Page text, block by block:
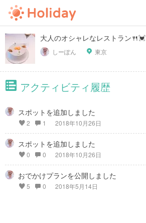
大人のオシャレなレストラン🍴💓
しーぽん 東京
アクティビティ履歴
スポットを追加しました
2 1 2018年10月26日
スポットを追加しました
0 0 2018年10月26日
おでかけプランを公開しました
5 0 2018年5月14日